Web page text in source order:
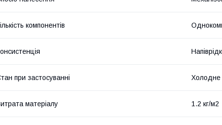
компонентів
при застосуванні Холодне
матеріалу 1.2 кг/м2